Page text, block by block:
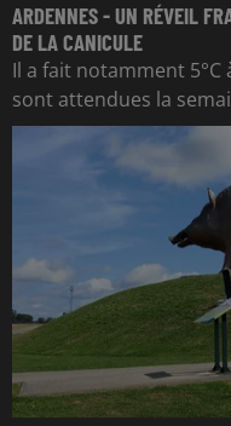
ARDENNES - UN RÉVEIL
DE LA CANICULE
Il a fait notamment 5°C
sont attendues la